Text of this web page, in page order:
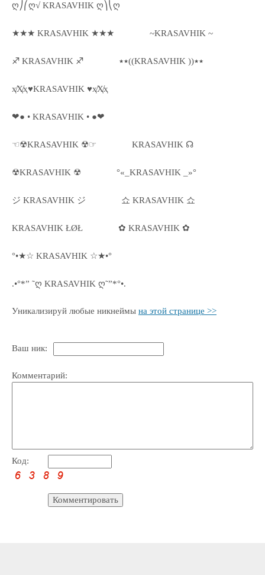
ღ⎠⎛ღ√ KRASAVHIK ღ⎞⎝ღ
★★★ KRASAVHIK ★★★ ~KRASAVHIK ~
♐ KRASAVHIK ♐ ٭٭((KRASAVHIK ))٭٭
ҳ̸Ҳ̸ҳ♥KRASAVHIK ♥ҳ̸Ҳ̸ҳ
❤● • KRASAVHIK • ●❤
☜☢KRASAVHIK ☢☞ KRASAVHIK ☊
☢KRASAVHIK ☢ °«_KRASAVHIK _»°
ジ KRASAVHIK ジ 쇼 KRASAVHIK 쇼
KRASAVHIK ŁØŁ ✿ KRASAVHIK ✿
°•★☆ KRASAVHIK ☆★•°
.•°*” ˜ღ KRASAVHIK ღ˜”*°•.
Уникализируй любые никнеймы на этой странице >>
Ваш ник:
Комментарий:
Код: